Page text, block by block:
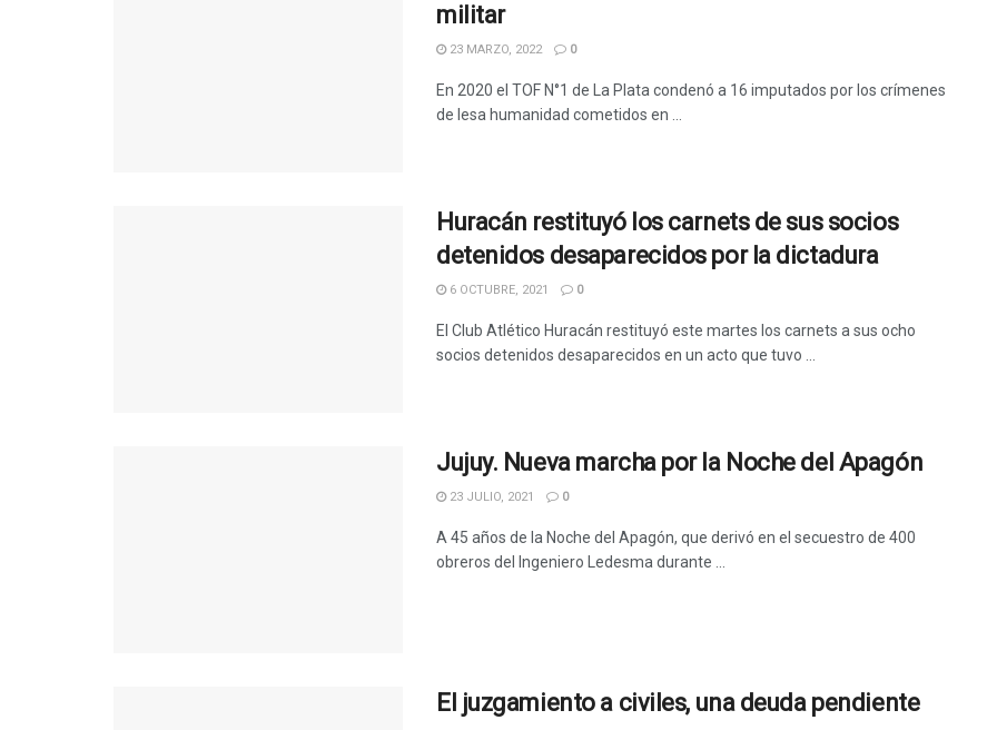
militar
23 MARZO, 2022 0
En 2020 el TOF N°1 de La Plata condenó a 16 imputados por los crímenes
de lesa humanidad cometidos en ...
Huracán restituyó los carnets de sus socios
detenidos desaparecidos por la dictadura
6 OCTUBRE, 2021 0
El Club Atlético Huracán restituyó este martes los carnets a sus ocho
socios detenidos desaparecidos en un acto que tuvo ...
Jujuy. Nueva marcha por la Noche del Apagón
23 JULIO, 2021 0
A 45 años de la Noche del Apagón, que derivó en el secuestro de 400
obreros del Ingeniero Ledesma durante ...
El juzgamiento a civiles, una deuda pendiente